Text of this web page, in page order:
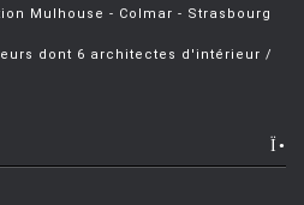
Mulhouse - Colmar - Strasbourg
dont 6 architectes d'intérieur /